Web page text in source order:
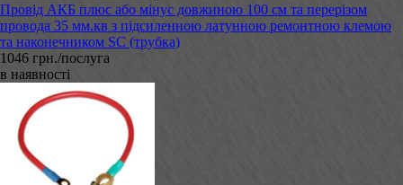
Провід АКБ плюс або мінус довжиною 100 см та перерізом
провода 35 мм.кв з підсиленною латунною ремонтною клемою
та наконечником SC (трубка)
1046 грн./послуга
в наявності